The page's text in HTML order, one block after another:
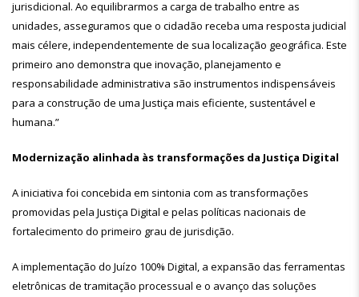
jurisdicional. Ao equilibrarmos a carga de trabalho entre as
unidades, asseguramos que o cidadão receba uma resposta judicial
mais célere, independentemente de sua localização geográfica. Este
primeiro ano demonstra que inovação, planejamento e
responsabilidade administrativa são instrumentos indispensáveis
para a construção de uma Justiça mais eficiente, sustentável e
humana.”
Modernização alinhada às transformações da Justiça Digital
A iniciativa foi concebida em sintonia com as transformações
promovidas pela Justiça Digital e pelas políticas nacionais de
fortalecimento do primeiro grau de jurisdição.
A implementação do Juízo 100% Digital, a expansão das ferramentas
eletrônicas de tramitação processual e o avanço das soluções